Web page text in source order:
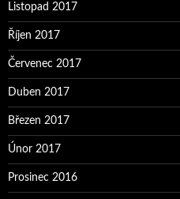
Listopad 2017
Říjen 2017
Červenec 2017
Duben 2017
Březen 2017
Únor 2017
Prosinec 2016